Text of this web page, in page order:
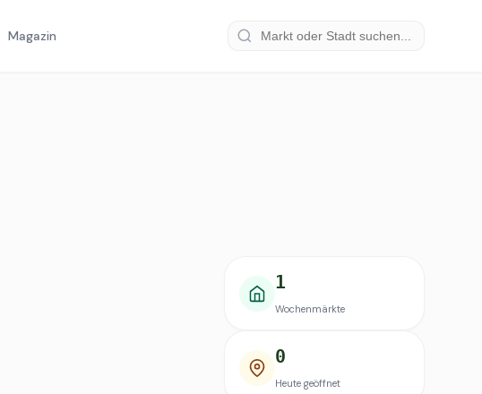
Magazin
1
Wochenmärkte
0
Heute geöffnet